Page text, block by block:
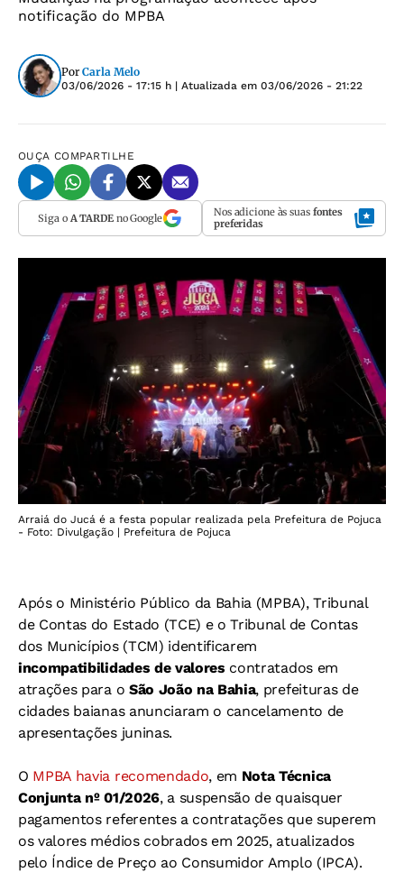
notificação do MPBA
Por Carla Melo
03/06/2026 - 17:15 h | Atualizada em 03/06/2026 - 21:22
OUÇA COMPARTILHE
Siga o A TARDEno Google Nos adicione às suas fontes
preferidas
Arraiá do Jucá é a festa popular realizada pela Prefeitura de Pojuca
- Foto: Divulgação | Prefeitura de Pojuca
Após o Ministério Público da Bahia (MPBA), Tribunal
de Contas do Estado (TCE) e o Tribunal de Contas
dos Municípios (TCM) identificarem
incompatibilidades de valores contratados em
atrações para o São João na Bahia, prefeituras de
cidades baianas anunciaram o cancelamento de
apresentações juninas.
O MPBA havia recomendado, em Nota Técnica
Conjunta nº 01/2026, a suspensão de quaisquer
pagamentos referentes a contratações que superem
os valores médios cobrados em 2025, atualizados
pelo Índice de Preço ao Consumidor Amplo (IPCA).